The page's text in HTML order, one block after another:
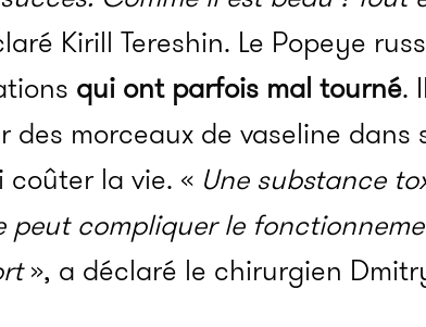
Kirill Tereshin. Le Popeye
qui ont parfois mal tourné.
des morceaux de vaseline
coûter la vie. « Une substance
peut compliquer le
», a déclaré le chirurgien